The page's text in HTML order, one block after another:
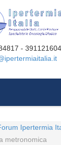
-
Ipertermia
metronomica